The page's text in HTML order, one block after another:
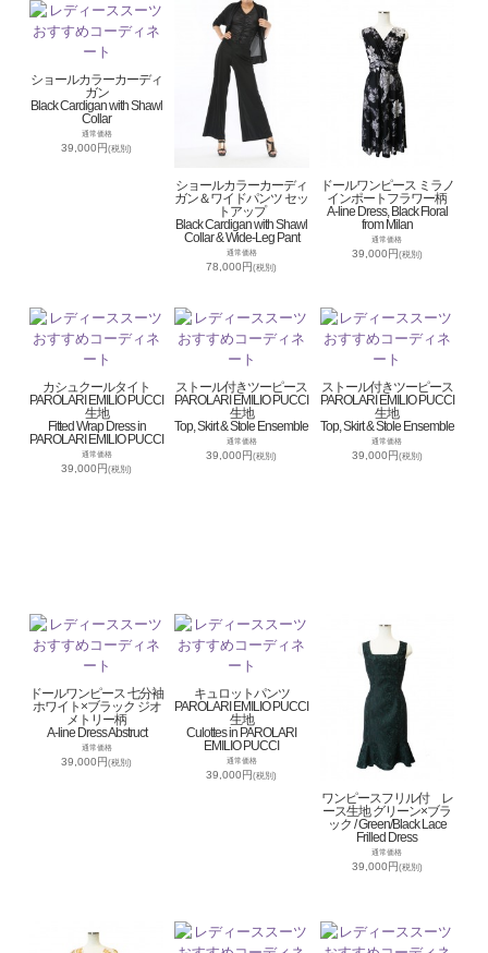
ショールカラーカーディ
ガン
Black Cardigan with Shawl
Collar
通常価格
39,000円(税別)
ショールカラーカーディ
ガン＆ワイドパンツ セッ
トアップ
Black Cardigan with Shawl
Collar & Wide-Leg Pant
通常価格
78,000円(税別)
ドールワンピース ミラノ
インポートフラワー柄
A-line Dress, Black Floral
from Milan
通常価格
39,000円(税別)
カシュクールタイト
PAROLARI EMILIO PUCCI
生地
Fitted Wrap Dress in
PAROLARI EMILIO PUCCI
通常価格
39,000円(税別)
ストール付きツーピース
PAROLARI EMILIO PUCCI
生地
Top, Skirt & Stole Ensemble
通常価格
39,000円(税別)
ストール付きツーピース
PAROLARI EMILIO PUCCI
生地
Top, Skirt & Stole Ensemble
通常価格
39,000円(税別)
ドールワンピース 七分袖
ホワイト×ブラック ジオ
メトリー柄
A-line Dress Abstruct
通常価格
39,000円(税別)
キュロットパンツ
PAROLARI EMILIO PUCCI
生地
Culottes in PAROLARI
EMILIO PUCCI
通常価格
39,000円(税別)
ワンピースフリル付 レ
ース生地 グリーン×ブラ
ック / Green/Black Lace
Frilled Dress
通常価格
39,000円(税別)